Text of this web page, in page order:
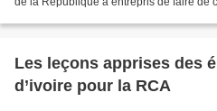
Les leçons apprises des
d’ivoire pour la RCA